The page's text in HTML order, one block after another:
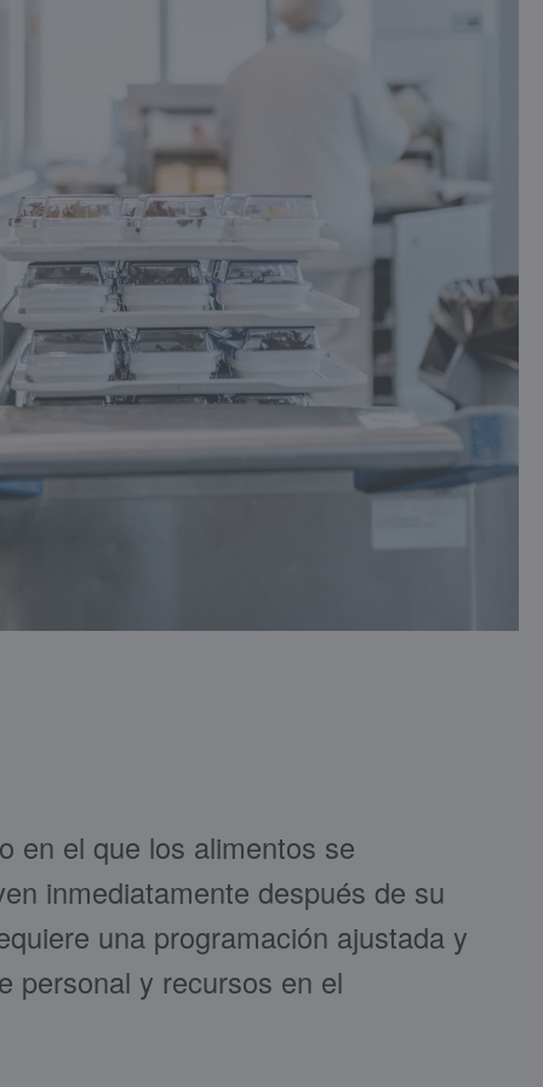
en el que los alimentos se
inmediatamente después de su
una programación ajustada y
personal y recursos en el